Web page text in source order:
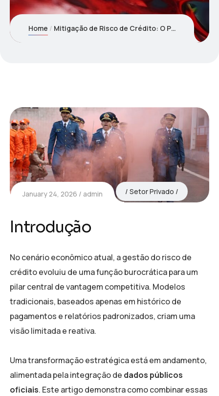
Home Mitigação de Risco de Crédito: O Poder de Cruzar Dados Internos com Fontes Públicas Oficiais.
January 24, 2026 admin Setor Privado
Introdução
No cenário econômico atual, a gestão do risco de
crédito evoluiu de uma função burocrática para um
pilar central de vantagem competitiva. Modelos
tradicionais, baseados apenas em histórico de
pagamentos e relatórios padronizados, criam uma
visão limitada e reativa.
Uma transformação estratégica está em andamento,
alimentada pela integração de dados públicos
oficiais. Este artigo demonstra como combinar essas